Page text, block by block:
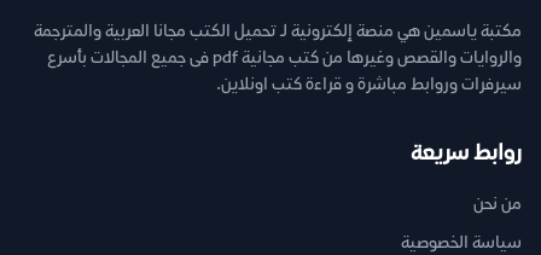
مكتبة ياسمين هي منصة إلكترونية لـ تحميل الكتب مجانا العربية والمترجمة
والروايات والقصص وغيرها من كتب مجانية pdf فى جميع المجالات بأسرع
سيرفرات وروابط مباشرة و قراءة كتب اونلاين.
روابط سريعة
من نحن
سياسة الخصوصية